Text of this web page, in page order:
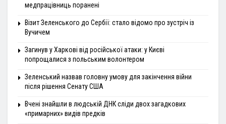
медпрацівниць поранені
Візит Зеленського до Сербії: стало відомо про зустріч із
Вучичем
Загинув у Харкові від російської атаки: у Києві
попрощалися з польським волонтером
Зеленський назвав головну умову для закінчення війни
після рішення Сенату США
Вчені знайшли в людській ДНК сліди двох загадкових
«примарних» видів предків